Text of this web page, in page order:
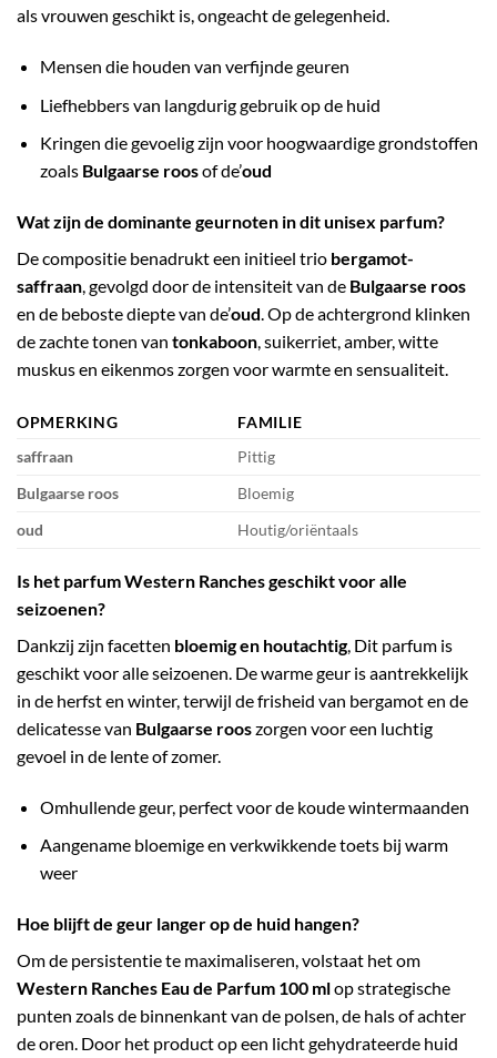
als vrouwen geschikt is, ongeacht de gelegenheid.
Mensen die houden van verfijnde geuren
Liefhebbers van langdurig gebruik op de huid
Kringen die gevoelig zijn voor hoogwaardige grondstoffen
zoals Bulgaarse roosof de’oud
Wat zijn de dominante geurnoten in dit unisex parfum?
De compositie benadrukt een initieel trio bergamot-
saffraan, gevolgd door de intensiteit van de Bulgaarse roos
en de beboste diepte van de’oud. Op de achtergrond klinken
de zachte tonen van tonkaboon, suikerriet, amber, witte
muskus en eikenmos zorgen voor warmte en sensualiteit.
OPMERKING
FAMILIE
saffraan
Pittig
Bulgaarse roos
Bloemig
oud
Houtig/oriëntaals
Is het parfum Western Ranches geschikt voor alle
seizoenen?
Dankzij zijn facetten bloemig en houtachtig, Dit parfum is
geschikt voor alle seizoenen. De warme geur is aantrekkelijk
in de herfst en winter, terwijl de frisheid van bergamot en de
delicatesse van Bulgaarse rooszorgen voor een luchtig
gevoel in de lente of zomer.
Omhullende geur, perfect voor de koude wintermaanden
Aangename bloemige en verkwikkende toets bij warm
weer
Hoe blijft de geur langer op de huid hangen?
Om de persistentie te maximaliseren, volstaat het om
Western Ranches Eau de Parfum 100 mlop strategische
punten zoals de binnenkant van de polsen, de hals of achter
de oren. Door het product op een licht gehydrateerde huid